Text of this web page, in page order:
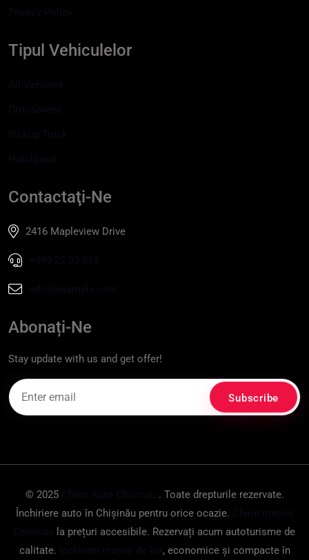
Privacy Policy
Tipul Vehiculelor
All Vehicles
Crossovers
Pickup Truck
Hatchback
Contactaţi-Ne
2416 Mapleview Drive
+999 22 33 555
info@example.com
Abonați-Ne
Stay update with us and get offer!
© 2025 Chirie Auto Chisinau . Toate drepturile rezervate.
Închiriere auto în Chișinău pentru orice ocazie. Chirie mașini
Chisinau la prețuri accesibile. Rezervați acum autoturisme de
calitate. Închirieri mașini de lux, economice și compacte în